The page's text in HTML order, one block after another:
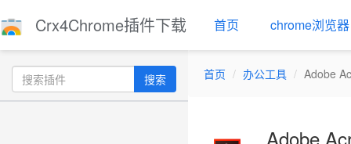
Crx4Chrome插件下载 首页 chrome浏览器
搜索 首页 办公工具 Adobe
Adobe